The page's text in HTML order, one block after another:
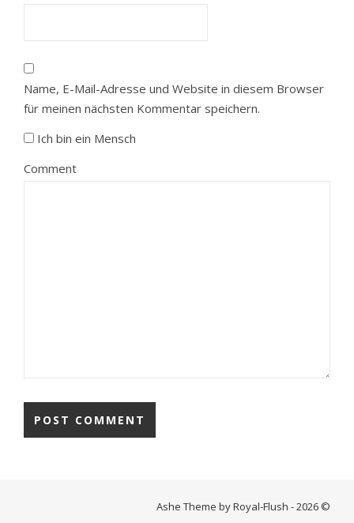
Name, E-Mail-Adresse und Website in diesem Browser
für meinen nächsten Kommentar speichern.
Ich bin ein Mensch
Comment
Ashe Theme by Royal-Flush - 2026 ©